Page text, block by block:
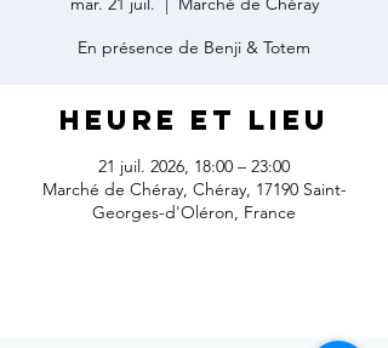
En présence de Benji & Totem
Heure et lieu
21 juil. 2026, 18:00 – 23:00
Marché de Chéray, Chéray, 17190 Saint-
Georges-d'Oléron, France